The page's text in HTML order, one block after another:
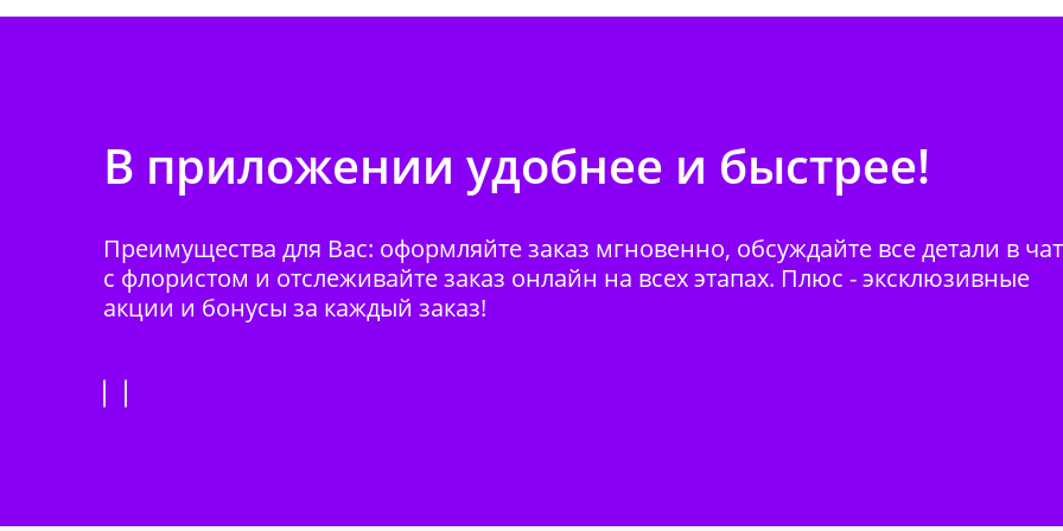
В приложении удобнее и быстрее!
Преимущества для Вас: оформляйте заказ мгновенно, обсуждайте все детали в
с флористом и отслеживайте заказ онлайн на всех этапах. Плюс - эксклюзивные
акции и бонусы за каждый заказ!